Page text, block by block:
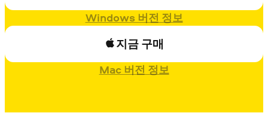
Windows 버전 정보
지금 구매
Mac 버전 정보